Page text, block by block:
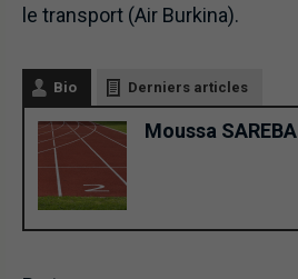
le transport (Air Burkina).
Bio Derniers articles
Moussa SAREBA